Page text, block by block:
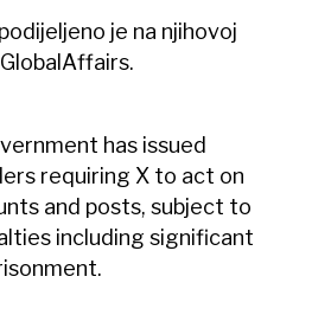
je na njihovoj
has issued
requiring X to act on
and posts, subject to
including significant